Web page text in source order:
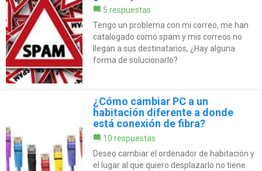
5 respuestas
Tengo un problema con mi correo, me han
catalogado como spam y mis correos no
llegan a sus destinatarios, ¿Hay alguna
forma de solucionarlo?
¿Cómo cambiar PC a un
habitación diferente a donde
está conexión de fibra?
10 respuestas
Deseo cambiar el ordenador de habitación y
el lugar al que quiero desplazarlo no tiene